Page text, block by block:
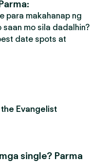
para makahanap ng
mo sila dadalhin?
date spots at
Evangelist
single? Parma